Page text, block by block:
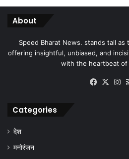
About
Speed Bharat News. stands tall
offering insightful, unbiased, and
with the heartbeat of
X
Categories
देश
मनोरंजन